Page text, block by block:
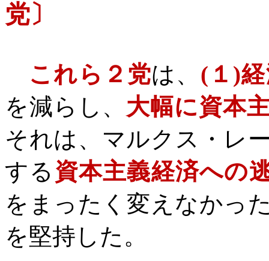
党〕
これら２党は、 ( １ )
を減らし、 大幅に資本
それは、マルクス・レ
する 資本主義経済への
をまったく変えなかっ
を堅持した。